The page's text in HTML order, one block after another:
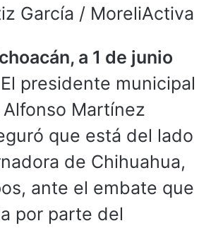
García / MoreliActiva
a 1 de junio
presidente municipal
Martínez
que está del lado
de Chihuahua,
ante el embate que
por parte del